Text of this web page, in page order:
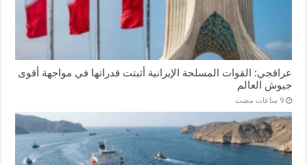
عراقجي: القوات المسلحة الإيرانية أثبتت قدراتها في مواجهة أقوى
جيوش العالم
‏9 ساعات مضت